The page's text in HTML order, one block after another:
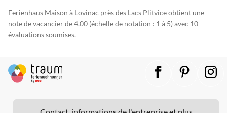
Ferienhaus Maison à Lovinac près des Lacs Plitvice obtient une
note de vacancier de 4.00 (échelle de notation : 1 à 5) avec 10
évaluations soumises.